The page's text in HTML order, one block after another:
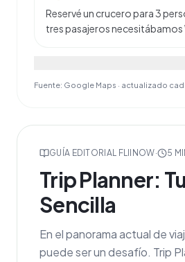
Reservé un crucero para 3
tres pasajeros necesitábamos
Fuente: Google Maps · actualizado
GUÍA EDITORIAL FLIINOW· 5
Trip Planner:
Sencilla
En el panorama actual de
puede ser un desafío. Trip